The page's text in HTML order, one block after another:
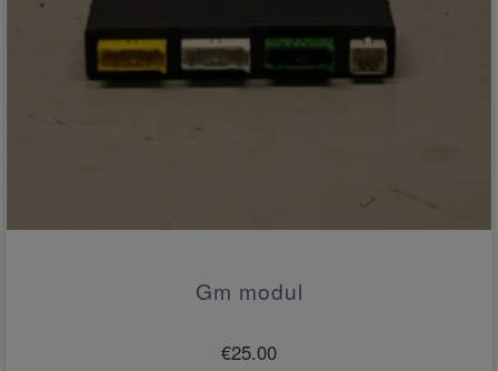
Gm modul
€25.00